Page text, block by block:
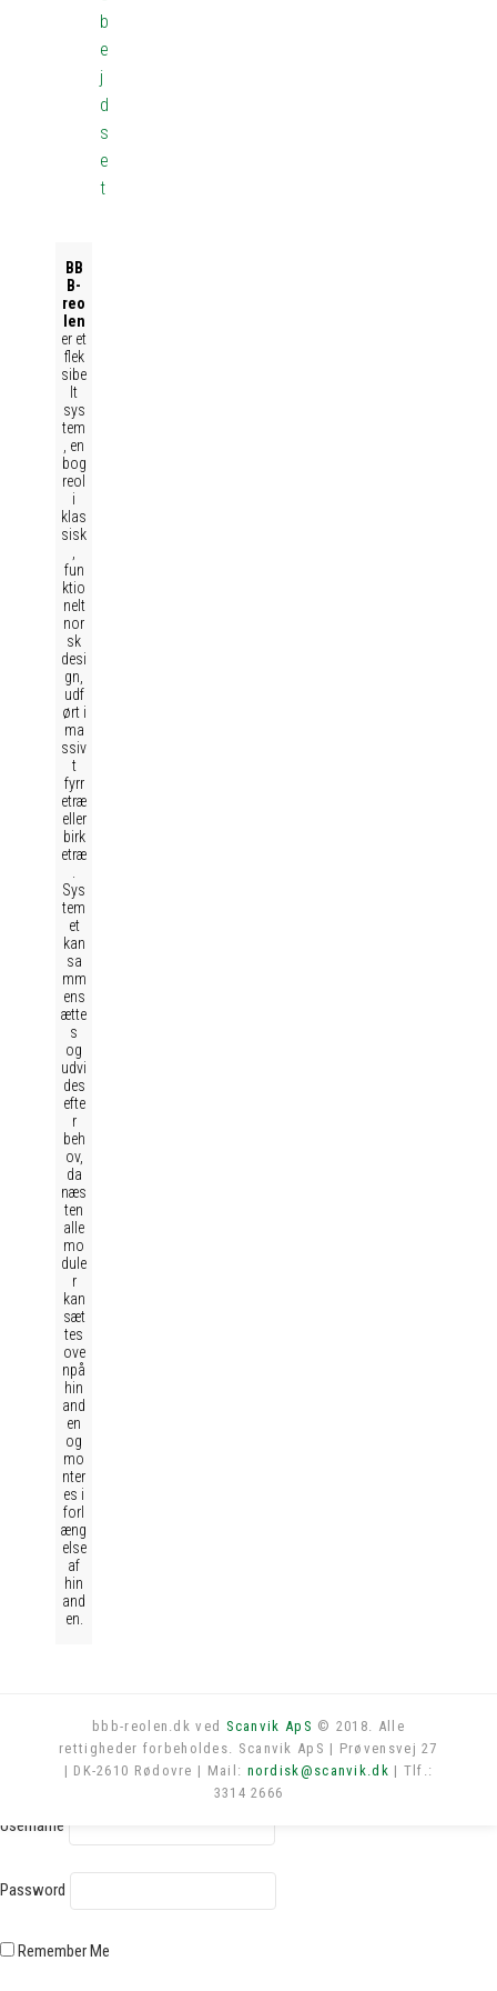
b
e
j
d
s
e
t
BB
B-
reo
len
er et
flek
sibe
lt
sys
tem
, en
bog
reol
i
klas
sisk
fun
ktio
nelt
nor
sk
desi
gn,
udf
ørt i
ma
ssiv
t
fyrr
etræ
eller
birk
etræ
Sys
tem
et
kan
sa
mm
ens
ætte
s
og
udvi
des
efte
r
beh
ov,
da
næs
ten
alle
mo
dule
r
kan
sæt
tes
ove
npå
hin
and
en
og
mo
nter
es i
forl
æng
else
af
hin
and
en.
bbb-reolen.dk ved Scanvik ApS © 2018. Alle
rettigheder forbeholdes. Scanvik ApS | Prøvensvej 27
| DK-2610 Rødovre | Mail: nordisk@scanvik.dk | Tlf.:
3314 2666
Log in
Username
Password
Remember Me